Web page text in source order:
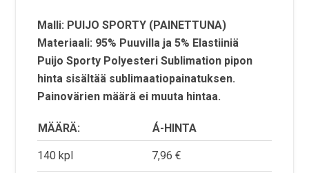
Malli: PUIJO SPORTY (PAINETTUNA)
Materiaali: 95% Puuvilla ja 5% Elastiiniä
Puijo Sporty Polyesteri Sublimation pipon
hinta sisältää sublimaatiopainatuksen.
Painovärien määrä ei muuta hintaa.
MÄÄRÄ: Á-HINTA
140 kpl 7,96 €